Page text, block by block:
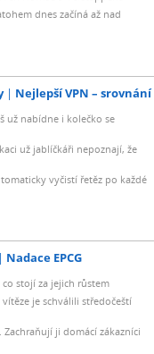
dnes začíná až nad
Nejlepší VPN – srovnání
už nabídne i kolečko se
už jablíčkáři nepoznají, že
vyčistí řetěz po každé
Nadace EPCG
stojí za jejich růstem
je schválili středočeští
ji domácí zákazníci